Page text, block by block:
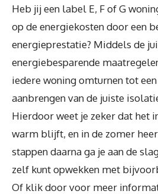
Heb jij een label E, F of G
op de energiekosten door een
energieprestatie? Middels de
energiebesparende
iedere woning omturnen tot
aanbrengen van de juiste
Hierdoor weet je zeker dat het
warm blijft, en in de zomer
stappen daarna ga je aan de
zelf kunt opwekken met
Of klik door voor meer